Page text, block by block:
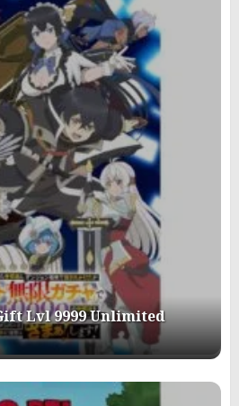
Lvl 9999 Unlimited